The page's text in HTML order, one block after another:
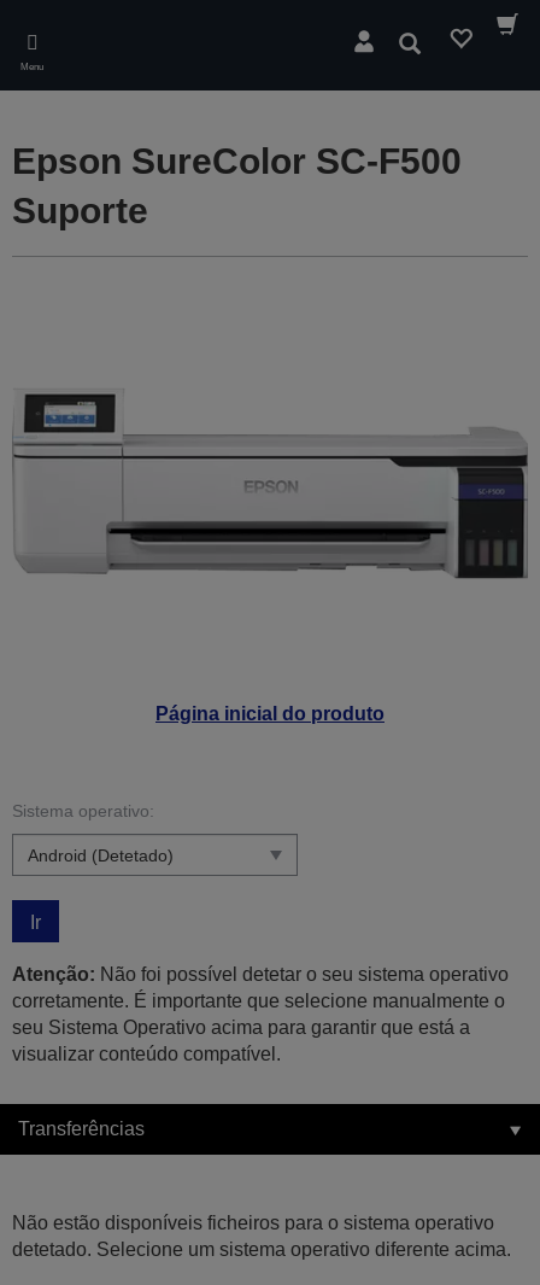
main
content
Menu
Pesquisar
Página inicial do produto
Epson SureColor SC-F500
Suporte
Sistema operativo:
Ir
Atenção: Não foi possível detetar o seu sistema operativo
corretamente. É importante que selecione manualmente o
seu Sistema Operativo acima para garantir que está a
visualizar conteúdo compatível.
Transferências
Não estão disponíveis ficheiros para o sistema operativo
detetado. Selecione um sistema operativo diferente acima.